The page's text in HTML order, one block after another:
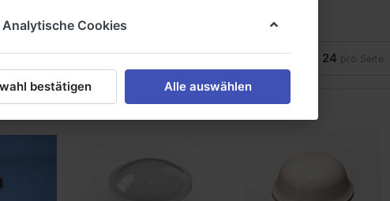
A bis Z 24 pro Seite
Analytische Cookies
bestätigen Alle auswählen